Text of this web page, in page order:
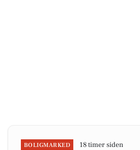
BOLIGMARKED 18 timer siden